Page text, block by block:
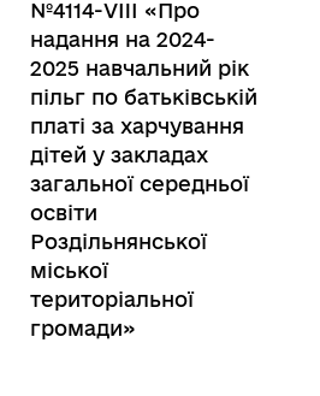
№4114-VIII «Про
надання на 2024-
2025 навчальний рік
пільг по батьківській
платі за харчування
дітей у закладах
загальної середньої
освіти
Роздільнянської
міської
територіальної
громади»